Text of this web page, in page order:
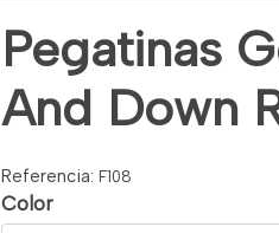
Pegatinas
And Down
Referencia: F108
Color